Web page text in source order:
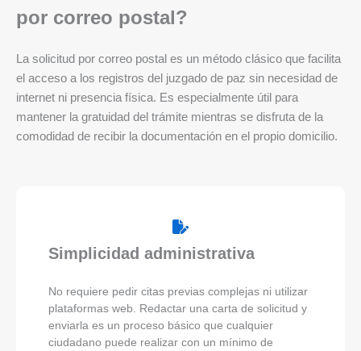
por correo postal?
La solicitud por correo postal es un método clásico que facilita
el acceso a los registros del juzgado de paz sin necesidad de
internet ni presencia física. Es especialmente útil para
mantener la gratuidad del trámite mientras se disfruta de la
comodidad de recibir la documentación en el propio domicilio.
Simplicidad administrativa
No requiere pedir citas previas complejas ni utilizar
plataformas web. Redactar una carta de solicitud y
enviarla es un proceso básico que cualquier
ciudadano puede realizar con un mínimo de